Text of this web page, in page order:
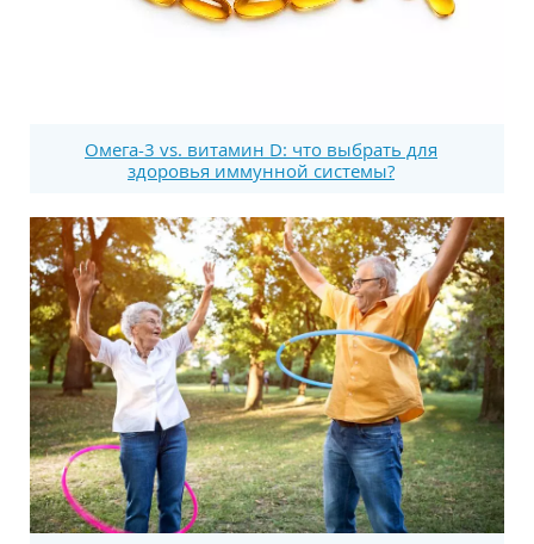
Омега-3 vs. витамин D: что выбрать для
здоровья иммунной системы?